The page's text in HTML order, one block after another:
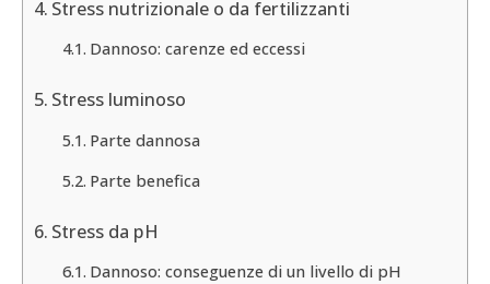
Stress nutrizionale o da fertilizzanti
Dannoso: carenze ed eccessi
Stress luminoso
Parte dannosa
Parte benefica
Stress da pH
Dannoso: conseguenze di un livello di pH